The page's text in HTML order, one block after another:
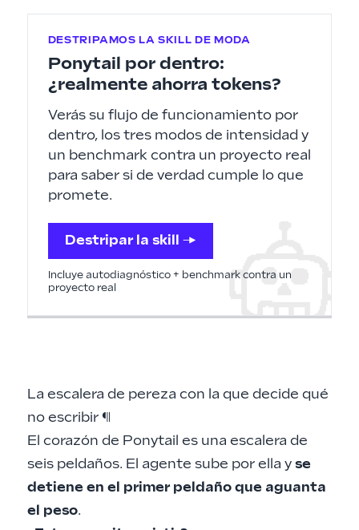
DESTRIPAMOS LA SKILL DE MODA
Ponytail por dentro:
¿realmente ahorra tokens?
Verás su flujo de funcionamiento por
dentro, los tres modos de intensidad y
un benchmark contra un proyecto real
para saber si de verdad cumple lo que
promete.
Destripar la skill →
Incluye autodiagnóstico + benchmark contra un
proyecto real
La escalera de pereza con la que decide qué
no escribir ¶
El corazón de Ponytail es una escalera de
seis peldaños. El agente sube por ella y se
detiene en el primer peldaño que aguanta
el peso.